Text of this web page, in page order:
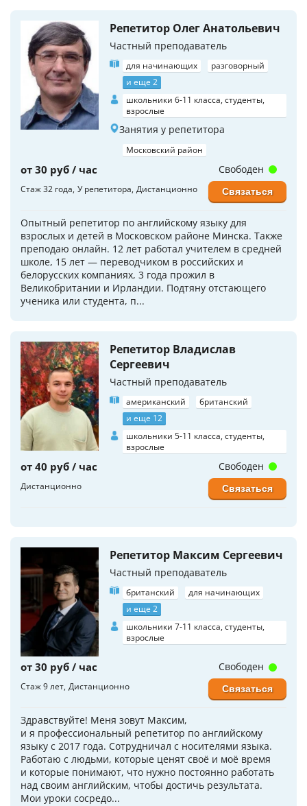
Репетитор Олег Анатольевич
Частный преподаватель
для начинающих
разговорный
и еще 2
школьники 6-11 класса, студенты,
взрослые
Занятия у репетитора
Московский район
от 30 руб / час
Стаж 32 года У репетитора Дистанционно
Опытный репетитор по английскому языку для
взрослых и детей в Московском районе Минска. Также
преподаю онлайн. 12 лет работал учителем в средней
школе, 15 лет — переводчиком в российских и
белорусских компаниях, 3 года прожил в
Великобритании и Ирландии. Подтяну отстающего
ученика или студента, п...
Свободен
Связаться
Репетитор Владислав
Сергеевич
Частный преподаватель
американский
британский
и еще 12
школьники 5-11 класса, студенты,
взрослые
от 40 руб / час
Дистанционно
Свободен
Связаться
Репетитор Максим Сергеевич
Частный преподаватель
британский
для начинающих
и еще 2
школьники 7-11 класса, студенты,
взрослые
от 30 руб / час
Стаж 9 лет Дистанционно
Здравствуйте! Меня зовут Максим,
и я профессиональный репетитор по английскому
языку с 2017 года. Сотрудничал с носителями языка.
Работаю с людьми, которые ценят своё и моё время
и которые понимают, что нужно постоянно работать
над своим английским, чтобы достичь результата.
Мои уроки сосредо...
Свободен
Связаться